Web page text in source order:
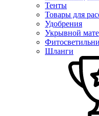
Тенты
Товары для
Удобрения
Укрывной
Шланги